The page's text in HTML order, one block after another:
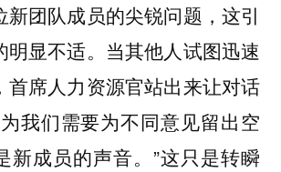
新团队成员的尖锐问题，这引
明显不适。当其他人试图迅速
首席人力资源官站出来让对话
我们需要为不同意见留出空
成员的声音。”这只是转瞬